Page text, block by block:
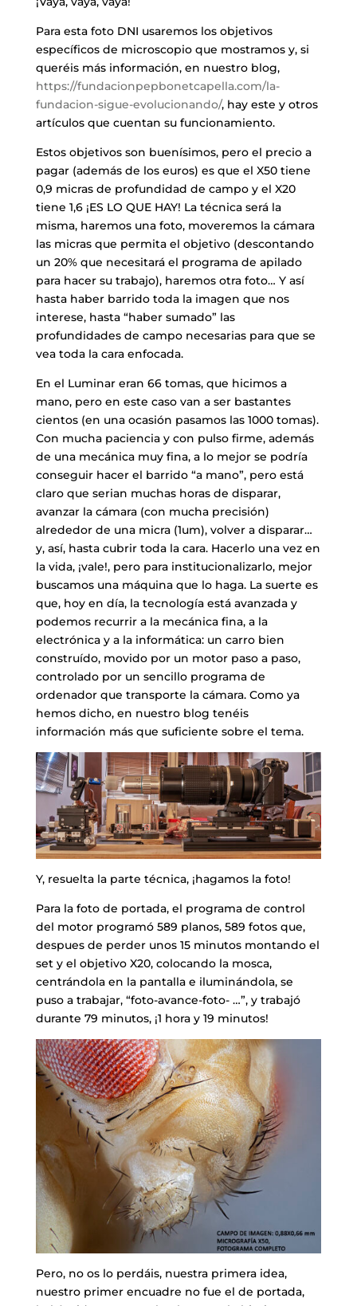
Para esta foto DNI usaremos los objetivos
específicos de microscopio que mostramos y, si
queréis más información, en nuestro blog,
https://fundacionpepbonetcapella.com/la-
fundacion-sigue-evolucionando/, hay este y otros
artículos que cuentan su funcionamiento.
Estos objetivos son buenísimos, pero el precio a
pagar (además de los euros) es que el X50 tiene
0,9 micras de profundidad de campo y el X20
tiene 1,6 ¡ES LO QUE HAY! La técnica será la
misma, haremos una foto, moveremos la cámara
las micras que permita el objetivo (descontando
un 20% que necesitará el programa de apilado
para hacer su trabajo), haremos otra foto… Y así
hasta haber barrido toda la imagen que nos
interese, hasta “haber sumado” las
profundidades de campo necesarias para que se
vea toda la cara enfocada.
En el Luminar eran 66 tomas, que hicimos a
mano, pero en este caso van a ser bastantes
cientos (en una ocasión pasamos las 1000 tomas).
Con mucha paciencia y con pulso firme, además
de una mecánica muy fina, a lo mejor se podría
conseguir hacer el barrido “a mano”, pero está
claro que serian muchas horas de disparar,
avanzar la cámara (con mucha precisión)
alrededor de una micra (1um), volver a disparar…
y, así, hasta cubrir toda la cara. Hacerlo una vez en
la vida, ¡vale!, pero para institucionalizarlo, mejor
buscamos una máquina que lo haga. La suerte es
que, hoy en día, la tecnología está avanzada y
podemos recurrir a la mecánica fina, a la
electrónica y a la informática: un carro bien
construído, movido por un motor paso a paso,
controlado por un sencillo programa de
ordenador que transporte la cámara. Como ya
hemos dicho, en nuestro blog tenéis
información más que suficiente sobre el tema.
Y, resuelta la parte técnica, ¡hagamos la foto!
Para la foto de portada, el programa de control
del motor programó 589 planos, 589 fotos que,
despues de perder unos 15 minutos montando el
set y el objetivo X20, colocando la mosca,
centrándola en la pantalla e iluminándola, se
puso a trabajar, “foto-avance-foto- …”, y trabajó
durante 79 minutos, ¡1 hora y 19 minutos!
Pero, no os lo perdáis, nuestra primera idea,
nuestro primer encuadre no fue el de portada,